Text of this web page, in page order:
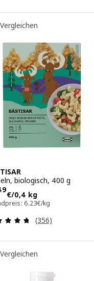
Bewertungen
Vergleichen
biologisch, 400 g
€/0,4 kg2.49€/0,4
6.23€/kg
Bewertungen:
(356)
Vergleichen